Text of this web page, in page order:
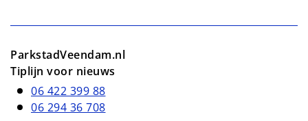
ParkstadVeendam.nl
Tiplijn voor nieuws
06 422 399 88
06 294 36 708